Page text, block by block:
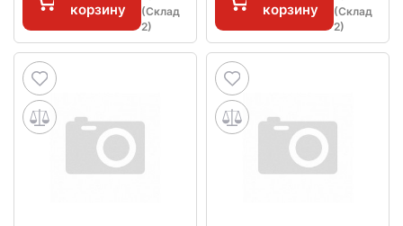
корзину
(Склад
2)
корзину
(Склад
2)